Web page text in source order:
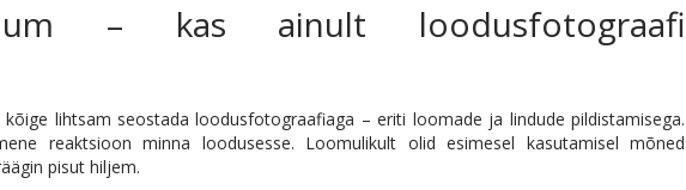
– kas ainult loodusfotograafi
lihtsam seostada loodusfotograafiaga – eriti loomade ja lindude pildistamisega.
reaktsioon minna loodusesse. Loomulikult olid esimesel kasutamisel mõned
pisut hiljem.